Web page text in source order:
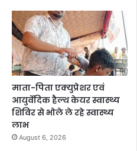
माता-पिता एक्युप्रेशर एवं
आयुर्वेदिक हैल्थ केयर स्वास्थ्य
शिविर से भोले ले रहे स्वास्थ्य
लाभ
August 6, 2026